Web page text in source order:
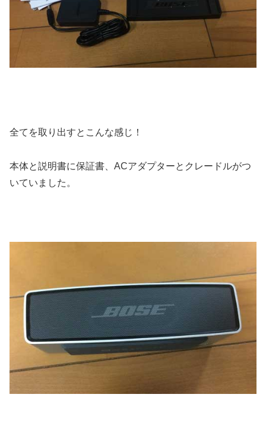
全てを取り出すとこんな感じ！
本体と説明書に保証書、ACアダプターとクレードルがつ
いていました。